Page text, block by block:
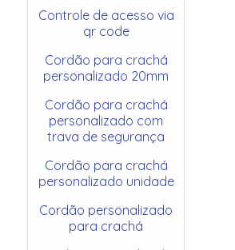
Controle de acesso via
qr code
Cordão para crachá
personalizado 20mm
Cordão para crachá
personalizado com
trava de segurança
Cordão para crachá
personalizado unidade
Cordão personalizado
para crachá